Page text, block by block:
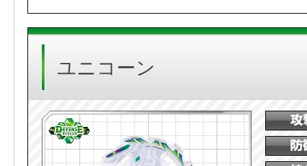
ユニコーン